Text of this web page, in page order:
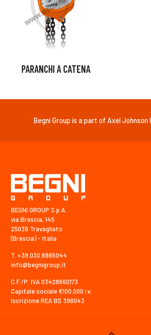
PARANCHI A CATENA
Begni Group is a part of Axel
BEGNI GROUP S.p.A.
via Brescia, 145
25039 Travagliato
(Brescia) - Italia
T. +39.030.6865044
info@begnigroup.it
C.F./P. IVA 03428660173
Capitale sociale €100.000 i.v.
Iscrizione REA BS 396043